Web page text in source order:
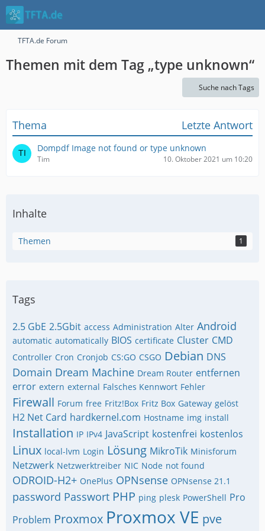
TFTA.de Forum
Themen mit dem Tag „type unknown“
Suche nach Tags
Thema Letzte Antwort
Dompdf Image not found or type unknown
Tim 10. Oktober 2021 um 10:20
Inhalte
Themen 1
Tags
2.5 GbE 2.5Gbit access Administration Alter Android
automatic automatically BIOS certificate Cluster CMD
Controller Cron Cronjob CS:GO CSGO Debian DNS
Domain Dream Machine Dream Router entfernen
error extern external Falsches Kennwort Fehler
Firewall Forum free Fritz!Box Fritz Box Gateway gelöst
H2 Net Card hardkernel.com Hostname img install
Installation IP IPv4 JavaScript kostenfrei kostenlos
Linux local-lvm Login Lösung MikroTik Minisforum
Netzwerk Netzwerktreiber NIC Node not found
ODROID-H2+ OnePlus OPNsense OPNsense 21.1
password Passwort PHP ping plesk PowerShell Pro
Problem Proxmox Proxmox VE pve